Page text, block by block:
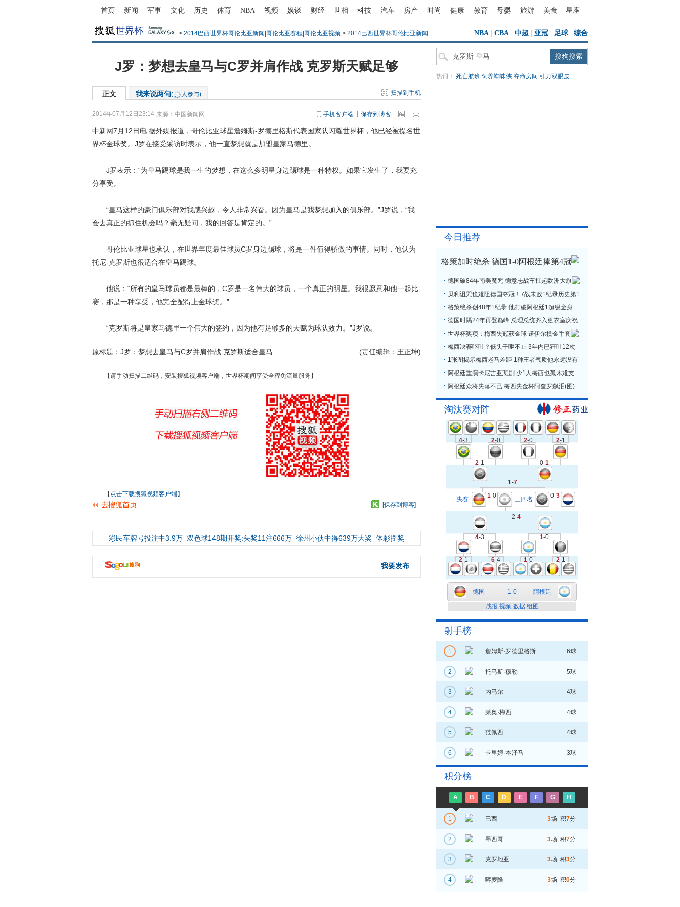
首页 - 新闻 - 军事 - 文化 - 历史 - 体育 - NBA - 视频 - 娱谈 - 财经 - 世相 - 科技 - 汽车 - 房产 - 时尚 - 健康 - 教育 - 母婴 - 旅游 - 美食 - 星座
> 2014巴西世界杯哥伦比亚新闻|哥伦比亚赛程|哥伦比亚视频 > 2014巴西世界杯哥伦比亚新闻 NBA CBA 中超 亚冠 足球| 综合
J罗：梦想去皇马与C罗并肩作战 克罗斯天赋足够
正文 我来说两句( 人参与) 扫描到手机
2014年07月12日23:14 来源： 中国新闻网 手机客户端 保存到博客
中新网7月12日电 据外媒报道，哥伦比亚球星詹姆斯-罗德里格斯代表国家队闪耀世界杯，他已经被提名世
界杯金球奖。J罗在接受采访时表示，他一直梦想就是加盟皇家马德里。
J罗表示：“为皇马踢球是我一生的梦想，在这么多明星身边踢球是一种特权。如果它发生了，我要充
分享受。”
“皇马这样的豪门俱乐部对我感兴趣，令人非常兴奋。因为皇马是我梦想加入的俱乐部。”J罗说，“我
会去真正的抓住机会吗？毫无疑问，我的回答是肯定的。”
哥伦比亚球星也承认，在世界年度最佳球员C罗身边踢球，将是一件值得骄傲的事情。同时，他认为
托尼-克罗斯也很适合在皇马踢球。
他说：“所有的皇马球员都是最棒的，C罗是一名伟大的球员，一个真正的明星。我很愿意和他一起比
赛，那是一种享受，他完全配得上金球奖。”
“克罗斯将是皇家马德里一个伟大的签约，因为他有足够多的天赋为球队效力。”J罗说。
(责任编辑：王正坤)
原标题：J罗：梦想去皇马与C罗并肩作战 克罗斯适合皇马
【请手动扫描二维码，安装搜狐视频客户端，世界杯期间享受全程免流量服务】
【 点击下载搜狐视频客户端】
[保存到博客]
彩民车牌号投注中3.9万 双色球148期开奖:头奖11注666万 徐州小伙中得639万大奖 体彩摇奖
我要发布
热词： 死亡航班 饲养蜘蛛侠 夺命房间 引力双眼皮
今日推荐
格策加时绝杀 德国1-0阿根廷捧第4冠
德国破84年南美魔咒 德意志战车扛起欧洲大旗
贝利诅咒也难阻德国夺冠！7战未败1纪录历史第1
格策绝杀创48年1纪录 他打破阿根廷1超级金身
德国时隔24年再登巅峰 总理总统齐入更衣室庆祝
世界杯奖项：梅西失冠获金球 诺伊尔揽金手套
梅西决赛呕吐？低头干呕不止 3年内已狂吐12次
1张图揭示梅西老马差距 1种王者气质他永远没有
阿根廷重演卡尼吉亚悲剧 少1人梅西也孤木难支
阿根廷众将失落不已 梅西失金杯阿奎罗飙泪(图)
淘汰赛对阵
4-3 2-0 2-0 2-1
2-1 0-1
1-7
2-4
4-3 1-0
2-1 6-4 1-0 2-1
1-0 0-3
决赛 三四名
德国 1-0 阿根廷
战报 视频 数据 组图
射手榜
1 詹姆斯·罗德里格斯 6球
2 托马斯·穆勒 5球
3 内马尔 4球
4 莱奥·梅西 4球
5 范佩西 4球
6 卡里姆·本泽马 3球
积分榜
A B C D E F G H
1 巴西 3场 积7分
2 墨西哥 3场 积7分
3 克罗地亚 3场 积3分
4 喀麦隆 3场 积0分